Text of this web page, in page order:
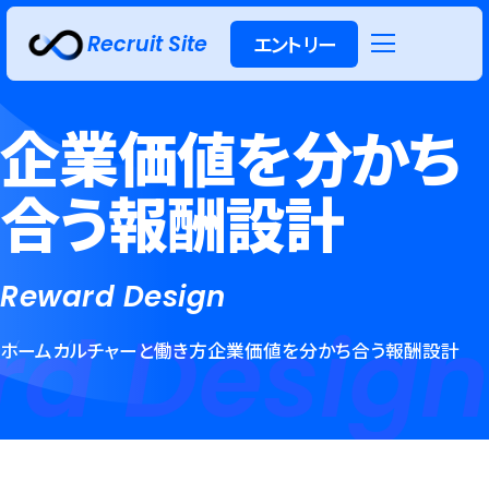
Recruit Site エントリー
新卒採用
企業価値を分かち
合う報酬設計
Reward Design
ホームカルチャーと働き方企業価値を分かち合う報酬設計
Design